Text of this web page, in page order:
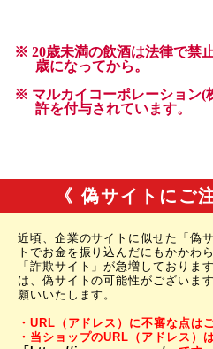
《 偽サイトにご
近頃、企業のサイトに似せた「偽
トでお金を振り込んだにもかかわ
「詐欺サイト」が急増しておりま
は、偽サイトの可能性がございま
願いいたします。
・URL（アドレス）に不審な点は
・当ショップのURL（アドレス）